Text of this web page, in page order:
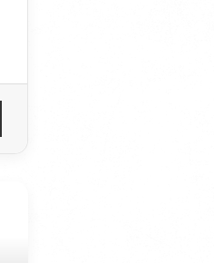
Dijeljenje E-poštom